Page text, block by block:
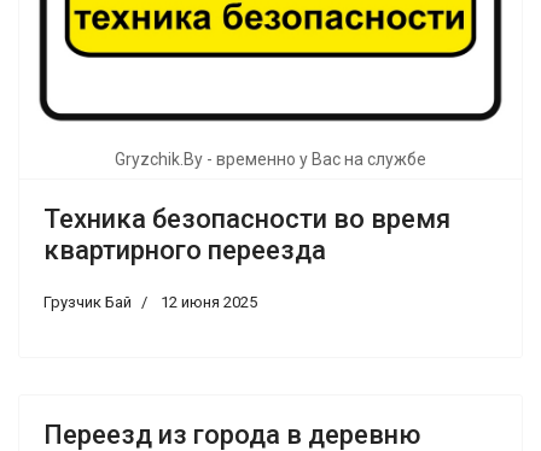
Gryzchik.By - временно у Вас на службе
Техника безопасности во время
квартирного переезда
Грузчик Бай 12 июня 2025
Переезд из города в деревню